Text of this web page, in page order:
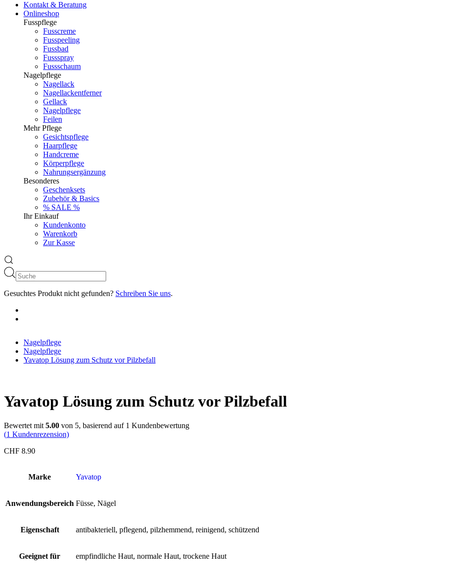
Kontakt & Beratung
Onlineshop
Fusspflege
Fusscreme
Fusspeeling
Fussbad
Fussspray
Fussschaum
Nagelpflege
Nagellack
Nagellackentferner
Gellack
Nagelpflege
Feilen
Mehr Pflege
Gesichtspflege
Haarpflege
Handcreme
Körperpflege
Nahrungsergänzung
Besonderes
Geschenksets
Zubehör & Basics
% SALE %
Ihr Einkauf
Kundenkonto
Warenkorb
Zur Kasse
Gesuchtes Produkt nicht gefunden? Schreiben Sie uns.
Nagelpflege
Nagelpflege
Yavatop Lösung zum Schutz vor Pilzbefall
Yavatop Lösung zum Schutz vor Pilzbefall
Bewertet mit 5.00 von 5, basierend auf 1 Kundenbewertung
(1 Kundenrezension)
CHF 8.90
Marke Yavatop
Anwendungsbereich Füsse, Nägel
Eigenschaft antibakteriell, pflegend, pilzhemmend, reinigend, schützend
Geeignet für empfindliche Haut, normale Haut, trockene Haut